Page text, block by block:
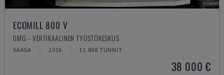
ECOMILL 800 V
DMG - VERTIKAALINEN TYÖSTÖKESKUS
SAKSA 2016 11.898 TUNNIT
38 000 €